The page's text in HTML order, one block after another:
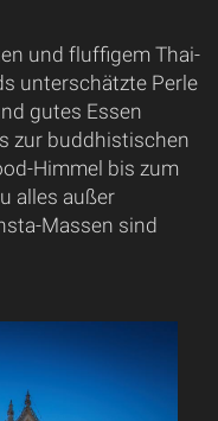
und fluffigem Thai-
unterschätzte Perle
gutes Essen
zur buddhistischen
Himmel bis zum
alles außer
Massen sind